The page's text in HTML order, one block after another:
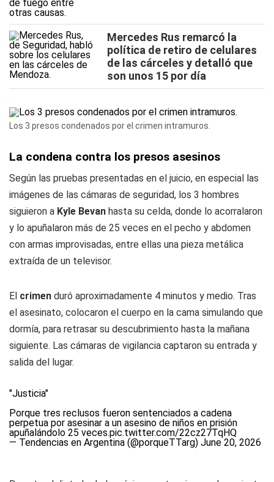
Mercedes Rus remarcó la
política de retiro de celulares
de las cárceles y detalló que
son unos 15 por día
Los 3 presos condenados por el crimen intramuros.
La condena contra los presos asesinos
Según las pruebas presentadas en el juicio, en especial las
imágenes de las cámaras de seguridad, los 3 hombres
siguieron a Kyle Bevan hasta su celda, donde lo acorralaron
y lo apuñalaron más de 25 veces en el pecho y abdomen
con armas improvisadas, entre ellas una pieza metálica
extraída de un televisor.
El crimen duró aproximadamente 4 minutos y medio. Tras
el asesinato, colocaron el cuerpo en la cama simulando que
dormía, para retrasar su descubrimiento hasta la mañana
siguiente. Las cámaras de vigilancia captaron su entrada y
salida del lugar.
"Justicia"
Porque tres reclusos fueron sentenciados a cadena
perpetua por asesinar a un asesino de niños en prisión
apuñalándolo 25 veces.pic.twitter.com/22cz27TqHQ
— Tendencias en Argentina (@porqueTTarg) June 20, 2026